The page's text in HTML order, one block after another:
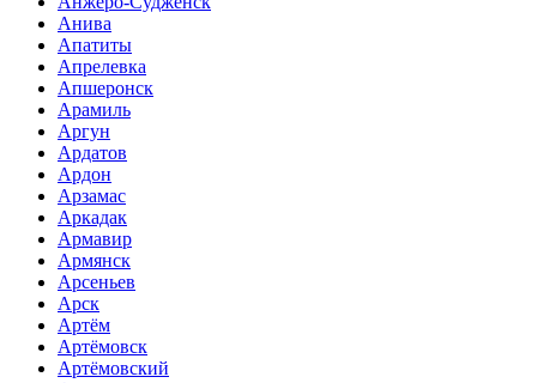
Анива
Апатиты
Апрелевка
Апшеронск
Арамиль
Аргун
Ардатов
Ардон
Арзамас
Аркадак
Армавир
Армянск
Арсеньев
Арск
Артём
Артёмовск
Артёмовский